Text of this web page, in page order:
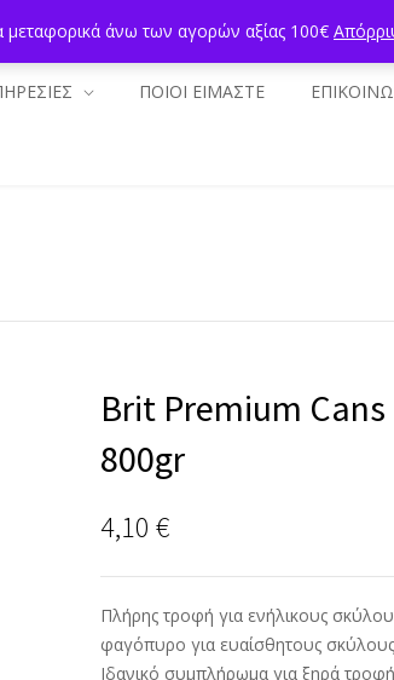
ΠΟΙΟΙ ΕΙΜΑΣΤΕ
Brit Premium
800gr
4,10 €
Πλήρης τροφή για ενήλικους
φαγόπυρο για ευαίσθητους
Ιδανικό συμπλήρωμα για ξηρά
μεταφορικά άνω των αγορών αξίας 100€